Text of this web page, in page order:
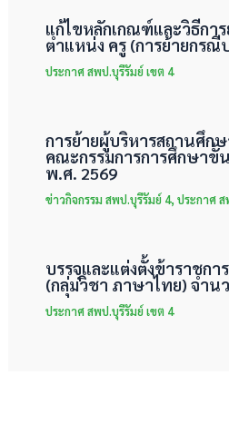
แก้ไขหลักเกณฑ์และวิธีกา
ตำแหน่ง ครู (การย้ายกรณี
ประกาศ สพป.บุรีรัมย์ เขต 4
การย้ายผู้บริหารสถานศึก
คณะกรรมการการศึกษา
พ.ศ. 2569
ข่าวกิจกรรม สพป.บุรีรัมย์ 4, ประกาศ ส
บรรจุและแต่งตั้งข้าราชกา
(กลุ่มวิชา ภาษาไทย) จำน
ประกาศ สพป.บุรีรัมย์ เขต 4